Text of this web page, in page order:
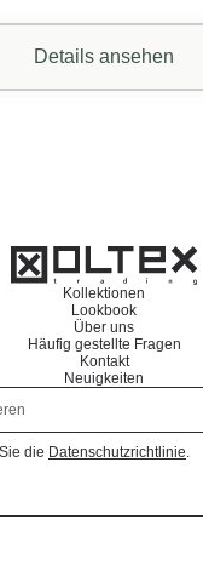
Details ansehen
Kollektionen
Lookbook
Über uns
Häufig gestellte Fragen
Kontakt
Neuigkeiten
akzeptieren.
die Datenschutzrichtlinie